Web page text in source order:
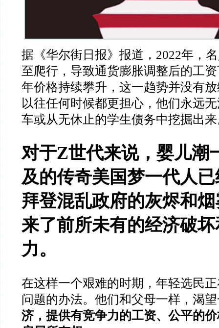
据《华尔街日报》报道，2022年，
至爬行，导致通货膨胀调整后的工
年价格持续攀升，这一趋势并没有
以往任何时候都更担心，他们永远
车或从无休止的学生债务中挖掘出
对于Z世代来说，婴儿潮
及的传奇美国梦一代人已
拜登混乱政府的灰烬和
来了前所未有的经济破
力。
在这样一个艰难的时期，年轻选民
问题的办法。他们和父母一样，渴
济，提供有竞争力的工资、公平的